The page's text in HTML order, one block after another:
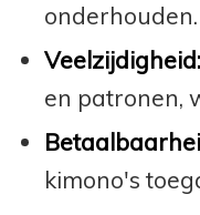
onderhouden.
Veelzijdigheid:
en patronen,
kimono's